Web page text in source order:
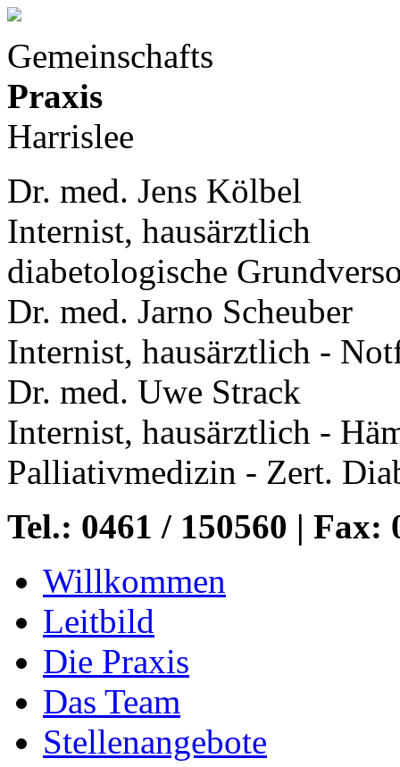
Gemeinschafts
Praxis
Harrislee
Dr. med. Jens Kölbel
Internist, hausärztlich
diabetologische
Dr. med. Jarno Scheuber
Internist, hausärztlich -
Dr. med. Uwe Strack
Internist, hausärztlich -
Palliativmedizin - Zert.
Tel.: 0461 / 150560 | Fax:
Willkommen
Leitbild
Die Praxis
Das Team
Stellenangebote